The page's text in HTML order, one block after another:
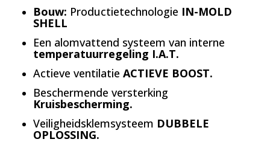
Bouw: Productietechnologie IN-MOLD
SHELL
Een alomvattend systeem van interne
temperatuurregeling I.A.T.
Actieve ventilatie ACTIEVE BOOST.
Beschermende versterking
Kruisbescherming.
Veiligheidsklemsysteem DUBBELE
OPLOSSING.